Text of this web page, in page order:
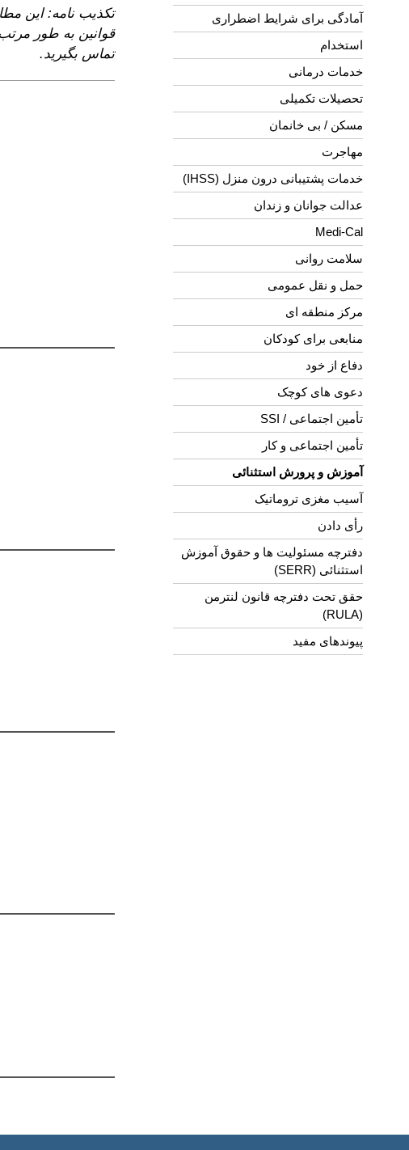
آمادگی برای شرایط اضطراری
استخدام
خدمات درمانی
تحصیلات تکمیلی
مسکن / بی خانمان
مهاجرت
خدمات پشتیبانی درون منزل (IHSS)
عدالت جوانان و زندان
Medi-Cal
سلامت روانی
حمل و نقل عمومی
مرکز منطقه ای
منابعی برای کودکان
دفاع از خود
دعوی های کوچک
تأمین اجتماعی / SSI
تأمین اجتماعی و کار
آموزش و پرورش استثنائی
آسیب مغزی تروماتیک
رأی دادن
دفترچه مسئولیت ها و حقوق آموزش
استثنائی (SERR)
حقق تحت دفترچه قانون لنترمن
(RULA)
پیوندهای مفید
تکذیب نامه: این
قوانین به طور مرتب
تماس بگیرید.